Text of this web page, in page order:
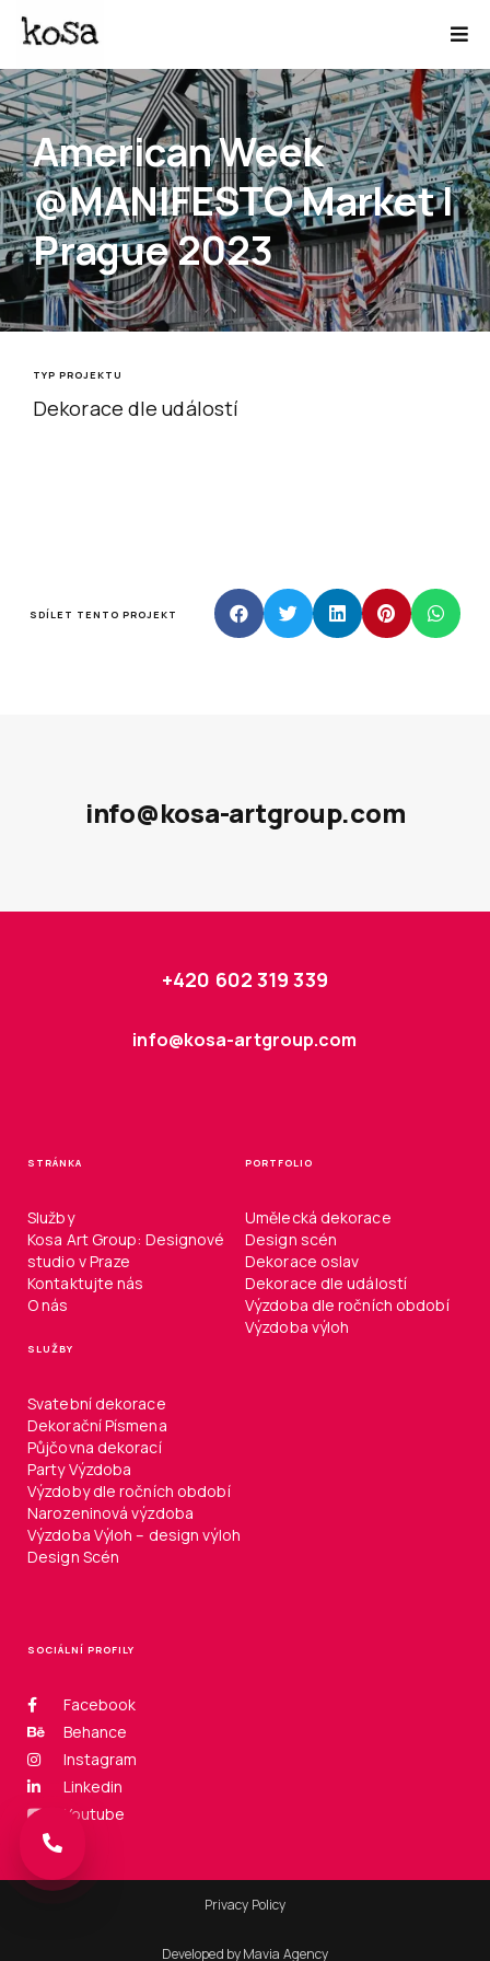
American Week
@MANIFESTO Market |
Prague 2023
TYP PROJEKTU
Dekorace dle událostí
SDÍLET TENTO PROJEKT
info@kosa-artgroup.com
+420 602 319 339
info@kosa-artgroup.com
STRÁNKA
Služby
Kosa Art Group: Designové
studio v Praze
Kontaktujte nás
O nás
PORTFOLIO
Umělecká dekorace
Design scén
Dekorace oslav
Dekorace dle událostí
Výzdoba dle ročních období
Výzdoba výloh
SLUŽBY
Svatební dekorace
Dekorační Písmena
Půjčovna dekorací
Party Výzdoba
Výzdoby dle ročních období
Narozeninová výzdoba
Výzdoba Výloh – design výloh
Design Scén
SOCIÁLNÍ PROFILY
Facebook
Behance
Instagram
Linkedin
Youtube
Privacy Policy
Developed by Mavia Agency